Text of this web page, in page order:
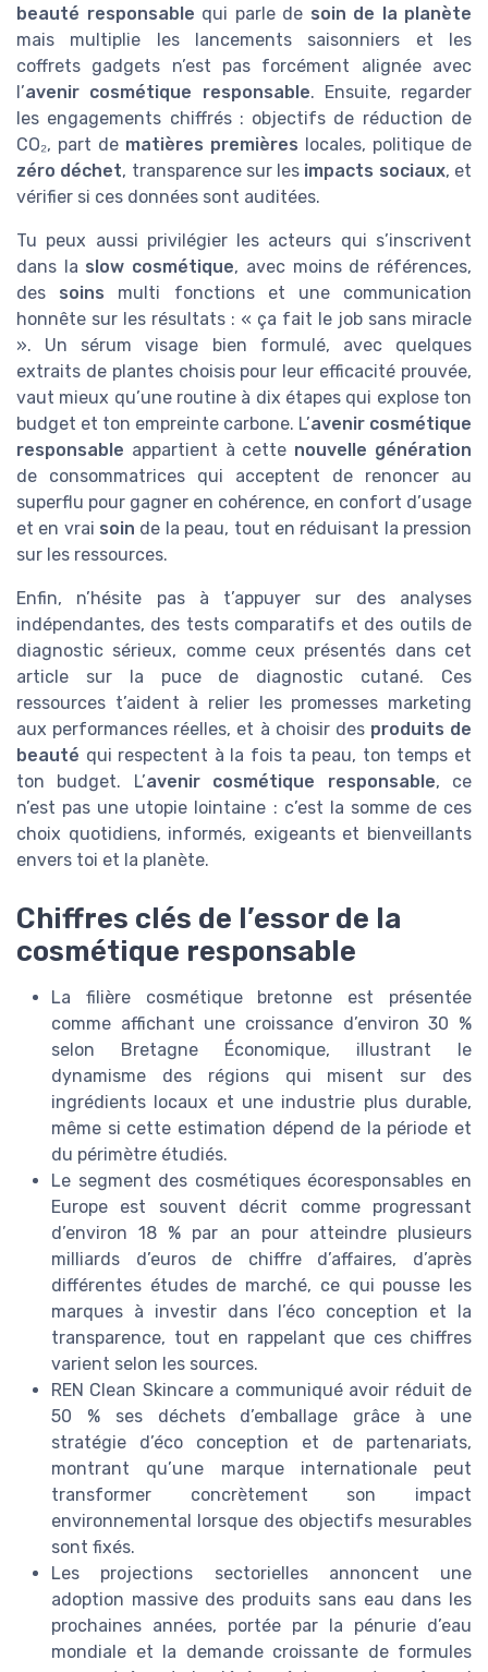
beauté responsable qui parle de soin de la planète
mais multiplie les lancements saisonniers et les
coffrets gadgets n’est pas forcément alignée avec
l’avenir cosmétique responsable. Ensuite, regarder
les engagements chiffrés : objectifs de réduction de
CO₂, part de matières premières locales, politique de
zéro déchet, transparence sur les impacts sociaux, et
vérifier si ces données sont auditées.
Tu peux aussi privilégier les acteurs qui s’inscrivent
dans la slow cosmétique, avec moins de références,
des soins multi fonctions et une communication
honnête sur les résultats : « ça fait le job sans miracle
». Un sérum visage bien formulé, avec quelques
extraits de plantes choisis pour leur efficacité prouvée,
vaut mieux qu’une routine à dix étapes qui explose ton
budget et ton empreinte carbone. L’avenir cosmétique
responsable appartient à cette nouvelle génération
de consommatrices qui acceptent de renoncer au
superflu pour gagner en cohérence, en confort d’usage
et en vrai soin de la peau, tout en réduisant la pression
sur les ressources.
Enfin, n’hésite pas à t’appuyer sur des analyses
indépendantes, des tests comparatifs et des outils de
diagnostic sérieux, comme ceux présentés dans cet
article sur la puce de diagnostic cutané. Ces
ressources t’aident à relier les promesses marketing
aux performances réelles, et à choisir des produits de
beauté qui respectent à la fois ta peau, ton temps et
ton budget. L’avenir cosmétique responsable, ce
n’est pas une utopie lointaine : c’est la somme de ces
choix quotidiens, informés, exigeants et bienveillants
envers toi et la planète.
Chiffres clés de l’essor de la
cosmétique responsable
La filière cosmétique bretonne est présentée
comme affichant une croissance d’environ 30 %
selon Bretagne Économique, illustrant le
dynamisme des régions qui misent sur des
ingrédients locaux et une industrie plus durable,
même si cette estimation dépend de la période et
du périmètre étudiés.
Le segment des cosmétiques écoresponsables en
Europe est souvent décrit comme progressant
d’environ 18 % par an pour atteindre plusieurs
milliards d’euros de chiffre d’affaires, d’après
différentes études de marché, ce qui pousse les
marques à investir dans l’éco conception et la
transparence, tout en rappelant que ces chiffres
varient selon les sources.
REN Clean Skincare a communiqué avoir réduit de
50 % ses déchets d’emballage grâce à une
stratégie d’éco conception et de partenariats,
montrant qu’une marque internationale peut
transformer concrètement son impact
environnemental lorsque des objectifs mesurables
sont fixés.
Les projections sectorielles annoncent une
adoption massive des produits sans eau dans les
prochaines années, portée par la pénurie d’eau
mondiale et la demande croissante de formules